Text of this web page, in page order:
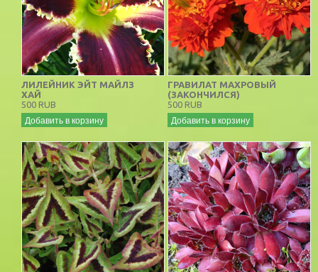
ЛИЛЕЙНИК ЭЙТ МАЙЛЗ
ХАЙ
500 RUB
Добавить в корзину
ГРАВИЛАТ МАХРОВЫЙ
(ЗАКОНЧИЛСЯ)
500 RUB
Добавить в корзину